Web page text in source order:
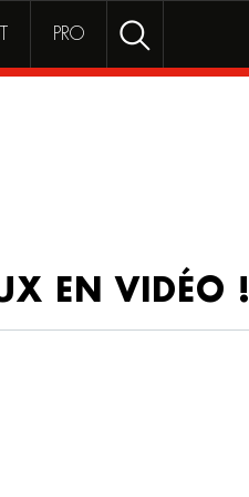
PRO
EN VIDÉO !